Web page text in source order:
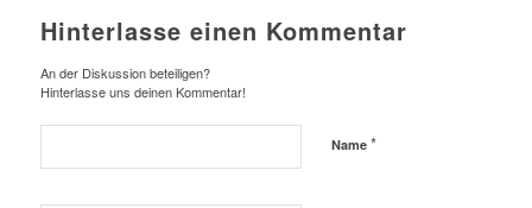
Hinterlasse einen Kommentar
An der Diskussion beteiligen?
Hinterlasse uns deinen Kommentar!
Name *